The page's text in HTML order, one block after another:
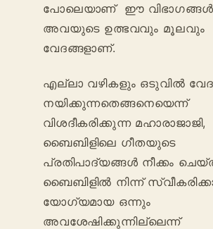
പോലെയാണ് ഈ
അവയുടെ ഉത്ഭവവും മൂലവും
വേദങ്ങളാണ്.
എല്ലാ വഴികളും ഒടുവിൽ
നയിക്കുന്നതെങ്ങനെയെന്ന്
വിശദീകരിക്കുന്ന മഹാരാജാജി,
ബൈബിളിലെ ഗീതയുടെ
പ്രതിപാദ്യങ്ങൾ നീക്കം
ബൈബിളിൽ നിന്ന്
യോഗ്യമായ ഒന്നും
അവശേഷിക്കുന്നില്ലെന്ന്